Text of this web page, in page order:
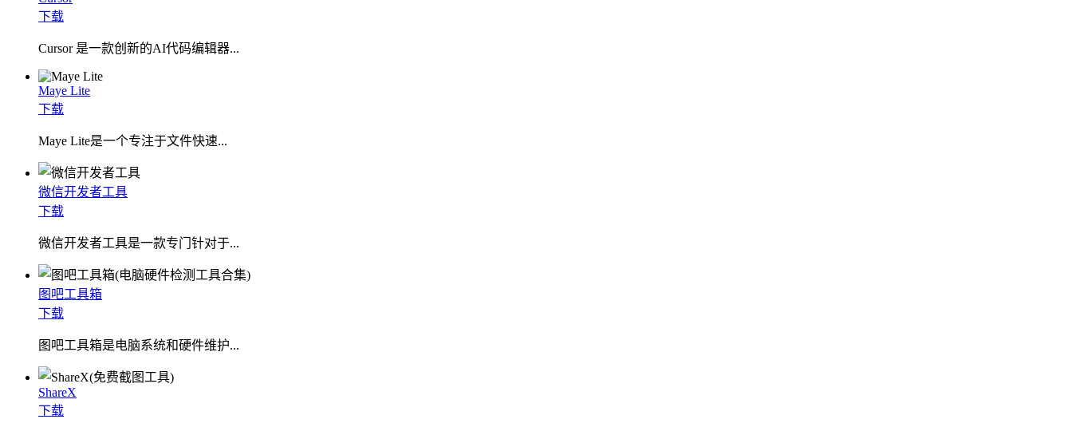
下载
Cursor 是一款创新的AI代码编辑器...
Maye Lite
下载
​Maye Lite是一个专注于文件快速...
微信开发者工具
下载
微信开发者工具是一款专门针对于...
图吧工具箱
下载
图吧工具箱是电脑系统和硬件维护...
ShareX
下载